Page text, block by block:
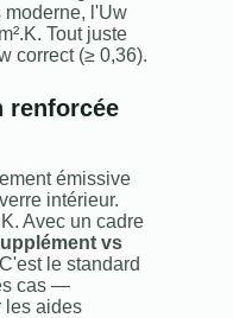
moderne, l'Uw
Tout juste
correct (≥ 0,36).
renforcée
émissive
intérieur.
Avec un cadre
vs
le standard
cas —
les aides